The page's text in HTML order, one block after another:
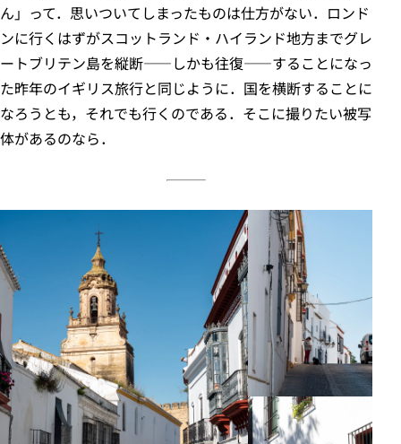
ん」って．思いついてしまったものは仕方がない．ロンド
ンに行くはずがスコットランド・ハイランド地方までグレ
ートブリテン島を縦断――しかも往復――することになっ
た昨年のイギリス旅行と同じように．国を横断することに
なろうとも，それでも行くのである．そこに撮りたい被写
体があるのなら．